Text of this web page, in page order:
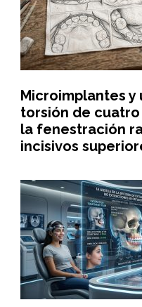
Microimplantes y
torsión de
la fenestración
incisivos